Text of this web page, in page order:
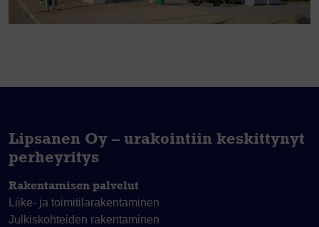
Lipsanen Oy – urakointiin keskittynyt
perheyritys
Rakentamisen palvelut
Liike- ja toimitila­rakentaminen
Julkiskohteiden rakentaminen